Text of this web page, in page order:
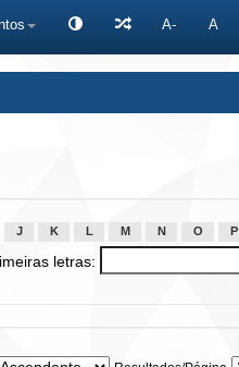
A- A
J K L M N O P
letras: